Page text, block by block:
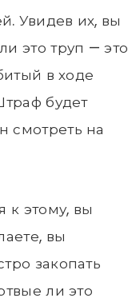
Увидев их, вы
это труп — это
в ходе
будет
смотреть на
к этому, вы
вы
закопать
ли это